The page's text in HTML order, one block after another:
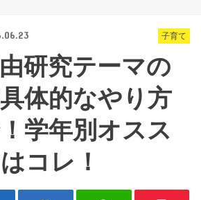
子育て
研究テーマの
体的なやり方
学年別オスス
コレ！